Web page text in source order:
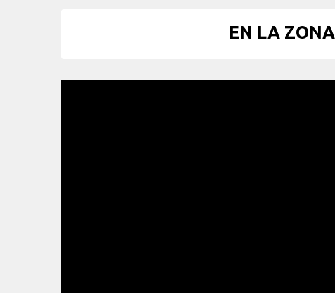
EN LA